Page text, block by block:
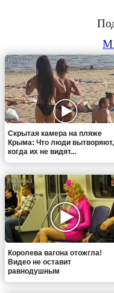
Скрытая камера на пляже
Крыма: Что люди вытворяют,
когда их не видят...
Королева вагона отожгла!
Видео не оставит
равнодушным